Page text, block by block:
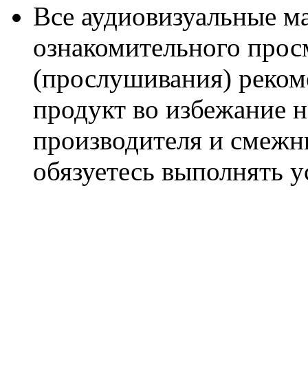
Все аудиовизуальные
ознакомительного
(прослушивания)
продукт во избежание
производителя и
обязуетесь выполнять